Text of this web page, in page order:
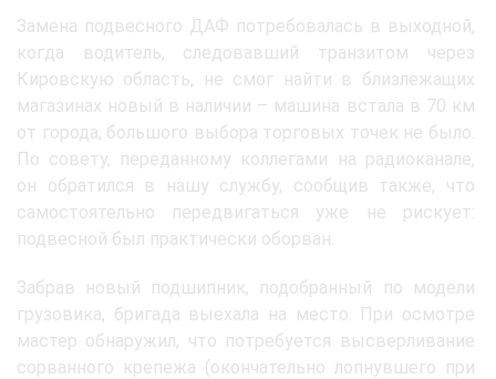
Замена подвесного ДАФ потребовалась в выходной,
когда водитель, следовавший транзитом через
Кировскую область, не смог найти в близлежащих
магазинах новый в наличии – машина встала в 70 км
от города, большого выбора торговых точек не было.
По совету, переданному коллегами на радиоканале,
он обратился в нашу службу, сообщив также, что
самостоятельно передвигаться уже не рискует:
подвесной был практически оборван.
Забрав новый подшипник, подобранный по модели
грузовика, бригада выехала на место. При осмотре
мастер обнаружил, что потребуется высверливание
сорванного крепежа (окончательно лопнувшего при